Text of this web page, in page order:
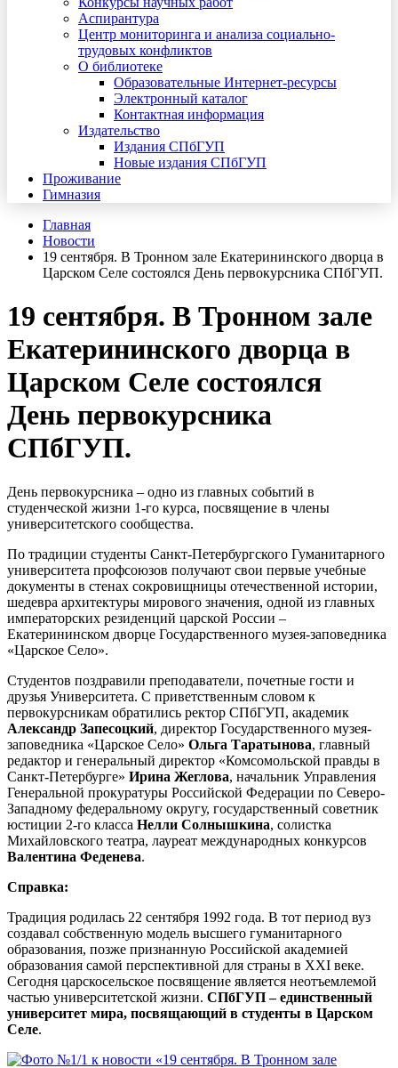
Аспирантура
Центр мониторинга и анализа социально-
трудовых конфликтов
О библиотеке
Образовательные Интернет-ресурсы
Электронный каталог
Контактная информация
Издательство
Издания СПбГУП
Новые издания СПбГУП
Проживание
Гимназия
Главная
Новости
19 сентября. В Тронном зале Екатерининского дворца в
Царском Селе состоялся День первокурсника СПбГУП.
19 сентября. В Тронном зале
Екатерининского дворца в
Царском Селе состоялся
День первокурсника
СПбГУП.
День первокурсника – одно из главных событий в
студенческой жизни 1-го курса, посвящение в члены
университетского сообщества.
По традиции студенты Санкт-Петербургского Гуманитарного
университета профсоюзов получают свои первые учебные
документы в стенах сокровищницы отечественной истории,
шедевра архитектуры мирового значения, одной из главных
императорских резиденций царской России –
Екатерининском дворце Государственного музея-заповедника
«Царское Село».
Студентов поздравили преподаватели, почетные гости и
друзья Университета. С приветственным словом к
первокурсникам обратились ректор СПбГУП, академик
Александр Запесоцкий, директор Государственного музея-
заповедника «Царское Село» Ольга Таратынова, главный
редактор и генеральный директор «Комсомольской правды в
Санкт-Петербурге» Ирина Жеглова, начальник Управления
Генеральной прокуратуры Российской Федерации по Северо-
Западному федеральному округу, государственный советник
юстиции 2-го класса Нелли Солнышкина, солистка
Михайловского театра, лауреат международных конкурсов
Валентина Феденева.
Справка:
Традиция родилась 22 сентября 1992 года. В тот период вуз
создавал собственную модель высшего гуманитарного
образования, позже признанную Российской академией
образования самой перспективной для страны в XXI веке.
Сегодня царскосельское посвящение является неотъемлемой
частью университетской жизни. СПбГУП – единственный
университет мира, посвящающий в студенты в Царском
Селе.